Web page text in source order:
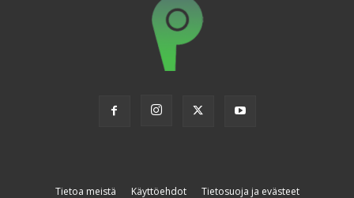
Tietoa meistä Käyttöehdot Tietosuoja ja evästeet